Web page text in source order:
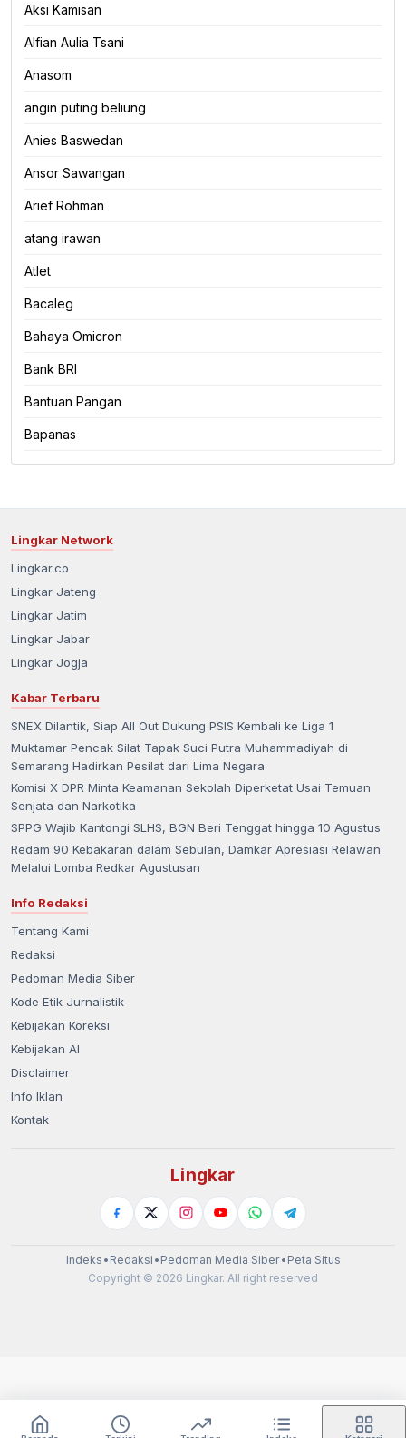
Aksi Kamisan
Alfian Aulia Tsani
Anasom
angin puting beliung
Anies Baswedan
Ansor Sawangan
Arief Rohman
atang irawan
Atlet
Bacaleg
Bahaya Omicron
Bank BRI
Bantuan Pangan
Bapanas
Lingkar Network
Lingkar.co
Lingkar Jateng
Lingkar Jatim
Lingkar Jabar
Lingkar Jogja
Kabar Terbaru
SNEX Dilantik, Siap All Out Dukung PSIS Kembali ke Liga 1
Muktamar Pencak Silat Tapak Suci Putra Muhammadiyah di
Semarang Hadirkan Pesilat dari Lima Negara
Komisi X DPR Minta Keamanan Sekolah Diperketat Usai Temuan
Senjata dan Narkotika
SPPG Wajib Kantongi SLHS, BGN Beri Tenggat hingga 10 Agustus
Redam 90 Kebakaran dalam Sebulan, Damkar Apresiasi Relawan
Melalui Lomba Redkar Agustusan
Info Redaksi
Tentang Kami
Redaksi
Pedoman Media Siber
Kode Etik Jurnalistik
Kebijakan Koreksi
Kebijakan AI
Disclaimer
Info Iklan
Kontak
Lingkar
Indeks • Redaksi • Pedoman Media Siber• Peta Situs
Copyright © 2026 Lingkar. All right reserved